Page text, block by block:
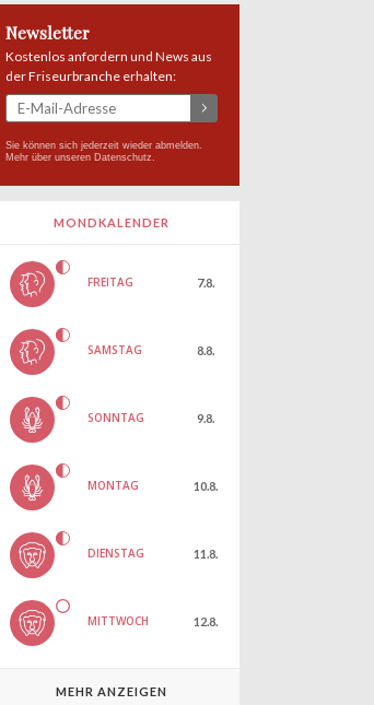
Newsletter
Kostenlos anfordern und News aus
der Friseurbranche erhalten:
Sie können sich jederzeit wieder abmelden.
Mehr über unseren Datenschutz.
MONDKALENDER
FREITAG 7.8.
SAMSTAG 8.8.
SONNTAG 9.8.
MONTAG 10.8.
DIENSTAG 11.8.
MITTWOCH 12.8.
MEHR ANZEIGEN